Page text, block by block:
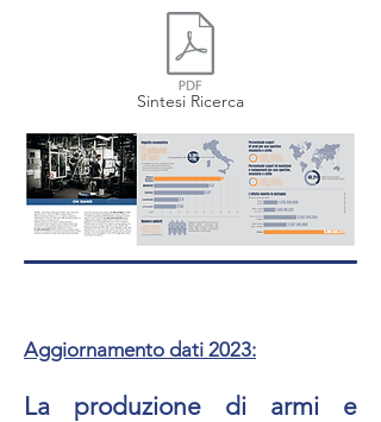
Sintesi Ricerca
Aggiornamento dati 2023:
La produzione di armi e